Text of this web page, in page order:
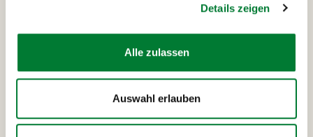
Details zeigen
Alle zulassen
Auswahl erlauben